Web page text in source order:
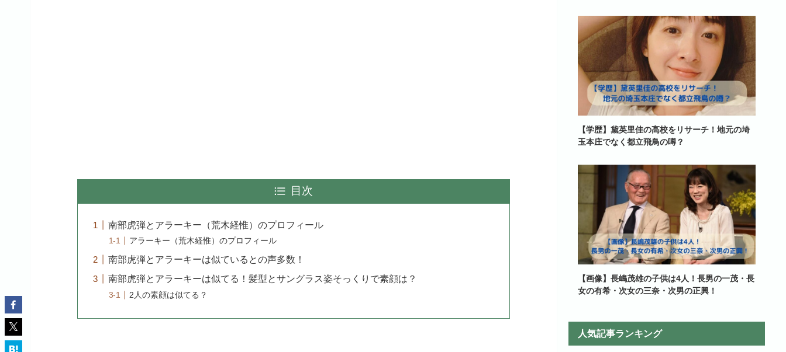
目次
南部虎弾とアラーキー（荒木経惟）のプロフィール
アラーキー（荒木経惟）のプロフィール
南部虎弾とアラーキーは似ているとの声多数！
南部虎弾とアラーキーは似てる！髪型とサングラス姿そっくりで素顔は？
2人の素顔は似てる？
【学歴】黛英里佳の高校をリサーチ！地元の埼
玉本庄でなく都立飛鳥の噂？
【画像】長嶋茂雄の子供は4人！長男の一茂・長
女の有希・次女の三奈・次男の正興！
人気記事ランキング